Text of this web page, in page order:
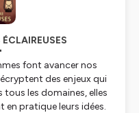
font avancer nos
des enjeux qui
les domaines, elles
en pratique leurs idées.